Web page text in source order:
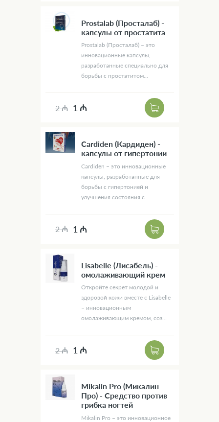
Prostalab (Просталаб) -
капсулы от простатита
Prostalab (Просталаб) – это
инновационные капсулы,
разработанные специально для
борьбы с простатитом...
2 ₼ 1 ₼
Cardiden (Кардиден) -
капсулы от гипертонии
Cardiden – это инновационные
капсулы, разработанные для
борьбы с гипертонией и
улучшения состояния с...
2 ₼ 1 ₼
Lisabelle (Лисабель) -
омолаживающий крем
Откройте секрет молодой и
здоровой кожи вместе с Lisabelle
– инновационным
омолаживающим кремом, соз...
2 ₼ 1 ₼
Mikalin Pro (Микалин
Про) - Средство против
грибка ногтей
Mikalin Pro – это инновационное